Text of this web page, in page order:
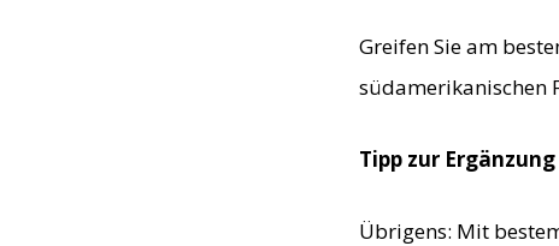
Greifen Sie am
südamerikanischen
Tipp zur
Übrigens: Mit